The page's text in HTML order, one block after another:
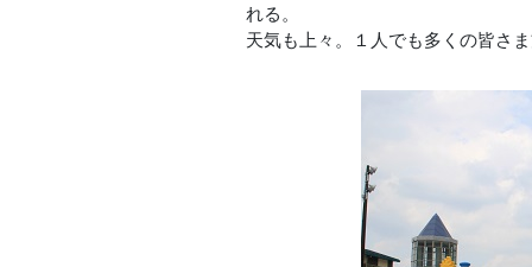
れる。
天気も上々。１人でも多くの皆さ